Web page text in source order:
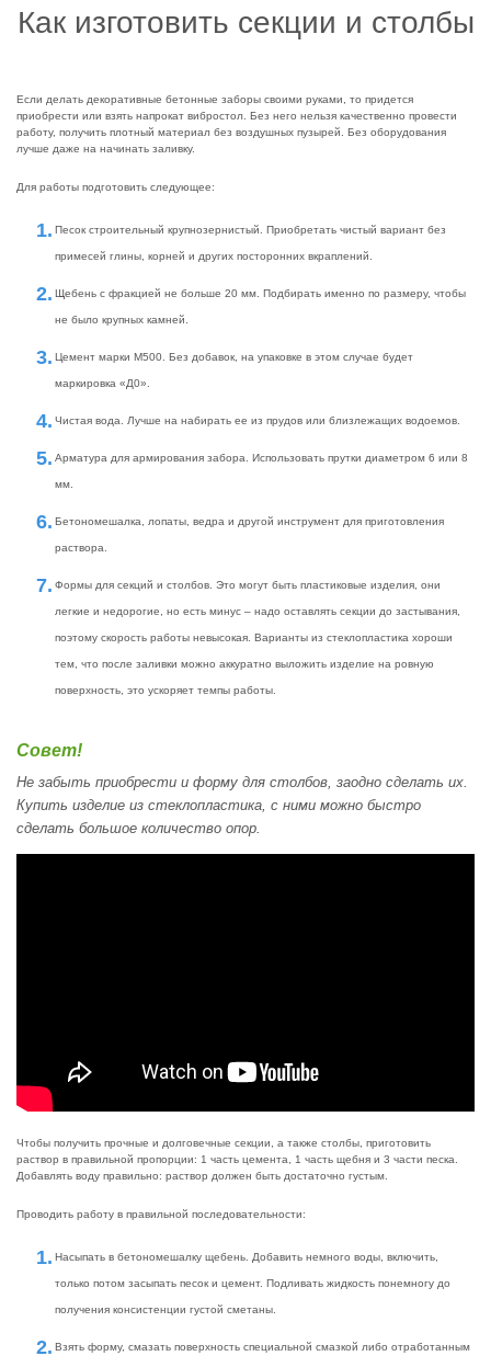
Как изготовить секции и столбы
Если делать декоративные бетонные заборы своими руками, то придется
приобрести или взять напрокат вибростол. Без него нельзя качественно провести
работу, получить плотный материал без воздушных пузырей. Без оборудования
лучше даже на начинать заливку.
Для работы подготовить следующее:
Песок строительный крупнозернистый. Приобретать чистый вариант без
примесей глины, корней и других посторонних вкраплений.
Щебень с фракцией не больше 20 мм. Подбирать именно по размеру, чтобы
не было крупных камней.
Цемент марки М500. Без добавок, на упаковке в этом случае будет
маркировка «Д0».
Чистая вода. Лучше на набирать ее из прудов или близлежащих водоемов.
Арматура для армирования забора. Использовать прутки диаметром 6 или 8
мм.
Бетономешалка, лопаты, ведра и другой инструмент для приготовления
раствора.
Формы для секций и столбов. Это могут быть пластиковые изделия, они
легкие и недорогие, но есть минус – надо оставлять секции до застывания,
поэтому скорость работы невысокая. Варианты из стеклопластика хороши
тем, что после заливки можно аккуратно выложить изделие на ровную
поверхность, это ускоряет темпы работы.
Совет!
Не забыть приобрести и форму для столбов, заодно сделать их.
Купить изделие из стеклопластика, с ними можно быстро
сделать большое количество опор.
Чтобы получить прочные и долговечные секции, а также столбы, приготовить
раствор в правильной пропорции: 1 часть цемента, 1 часть щебня и 3 части песка.
Добавлять воду правильно: раствор должен быть достаточно густым.
Проводить работу в правильной последовательности:
Насыпать в бетономешалку щебень. Добавить немного воды, включить,
только потом засыпать песок и цемент. Подливать жидкость понемногу до
получения консистенции густой сметаны.
Взять форму, смазать поверхность специальной смазкой либо отработанным